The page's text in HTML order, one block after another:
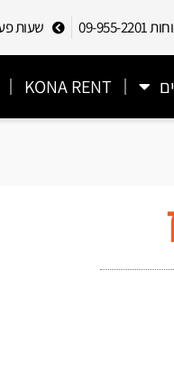
2201 שעות פעילות ימים א-
KONA RENT